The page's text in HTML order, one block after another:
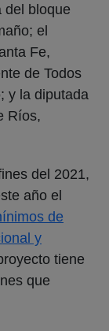
del bloque
el
Fe,
de Todos
y la diputada
Ríos,
del 2021,
año el
de
y
tiene
que